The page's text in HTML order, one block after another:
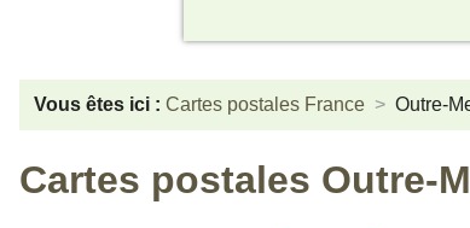
Vous êtes ici : Cartes postales France Outre-
Cartes postales Outre-